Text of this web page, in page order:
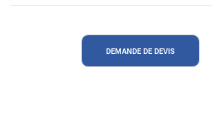
DEMANDE DE DEVIS